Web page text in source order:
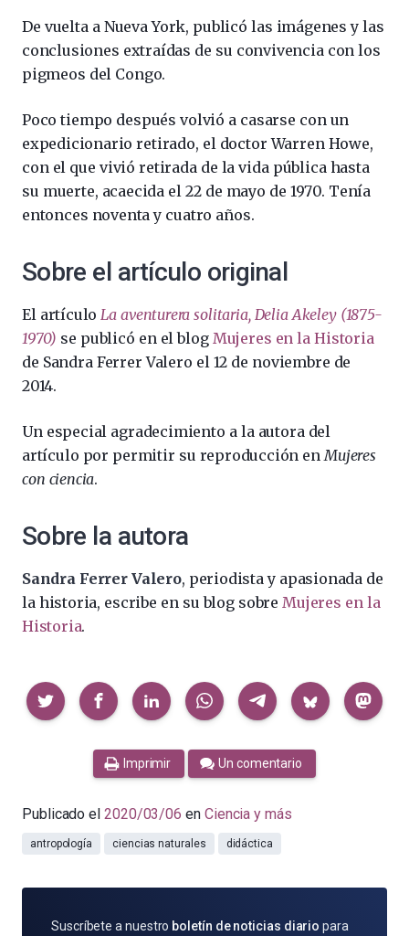
De vuelta a Nueva York, publicó las imágenes y las
conclusiones extraídas de su convivencia con los
pigmeos del Congo.
Poco tiempo después volvió a casarse con un
expedicionario retirado, el doctor Warren Howe,
con el que vivió retirada de la vida pública hasta
su muerte, acaecida el 22 de mayo de 1970. Tenía
entonces noventa y cuatro años.
Sobre el artículo original
El artículo La aventurera solitaria, Delia Akeley (1875-
1970) se publicó en el blog Mujeres en la Historia
de Sandra Ferrer Valero el 12 de noviembre de
2014.
Un especial agradecimiento a la autora del
artículo por permitir su reproducción en Mujeres
con ciencia.
Sobre la autora
Sandra Ferrer Valero, periodista y apasionada de
la historia, escribe en su blog sobre Mujeres en la
Historia.
Compartir
Imprimir Un comentario
Publicado el 2020/03/06 en Ciencia y más
antropología ciencias naturales didáctica
SUSCRÍBETE
Suscríbete a nuestro boletín de noticias diario para